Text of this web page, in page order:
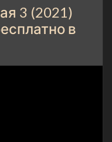
3 (2021)
в